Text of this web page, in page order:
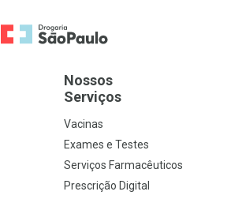
Ir para a Home
Nossos
Serviços
Vacinas
Exames e Testes
Serviços Farmacêuticos
Prescrição Digital